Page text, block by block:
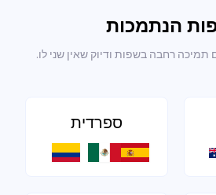
הנתמכות
רחבה בשפות ודיוק שאין שני לו.
ספרדית